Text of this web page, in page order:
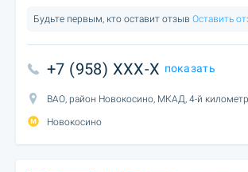
Будьте первым, кто оставит отзыв Оставить
+7 (958) XXX-X показать
ВАО, район Новокосино, МКАД, 4-й
Новокосино